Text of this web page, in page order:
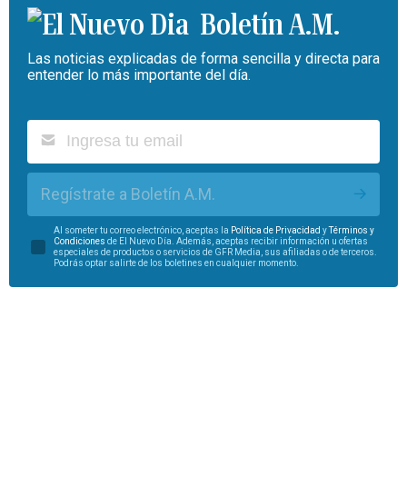
Boletín A.M.
Las noticias explicadas de forma sencilla y directa para
entender lo más importante del día.
Regístrate a Boletín A.M.
Al someter tu correo electrónico, aceptas la Política de Privacidad yTérminos y
Condiciones de El Nuevo Día. Además, aceptas recibir información u ofertas
especiales de productos o servicios de GFR Media, sus afiliadas o de terceros.
Podrás optar salirte de los boletines en cualquier momento.